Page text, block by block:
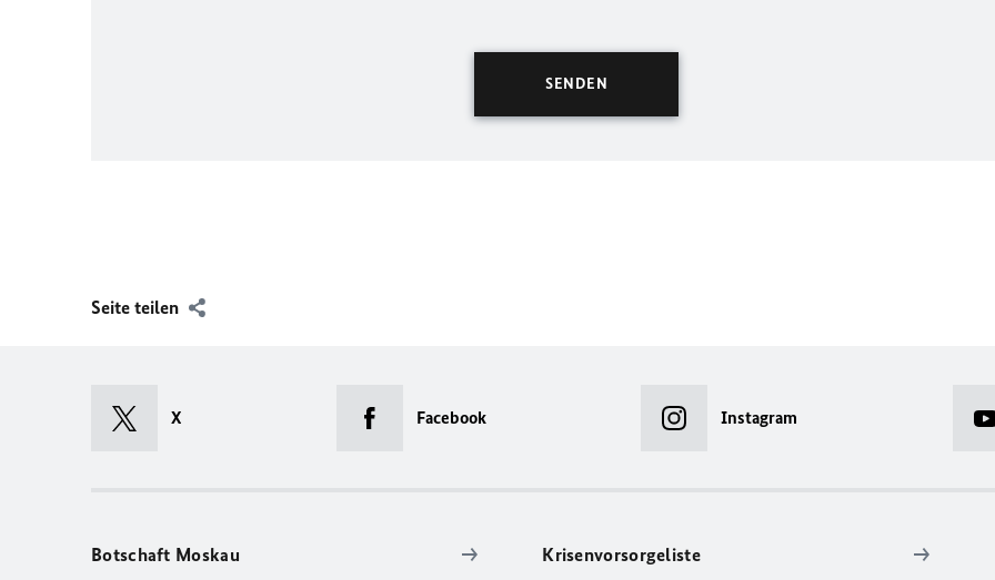
Seite teilen
X Facebook Instagram
Botschaft Moskau Krisenvorsorgeliste